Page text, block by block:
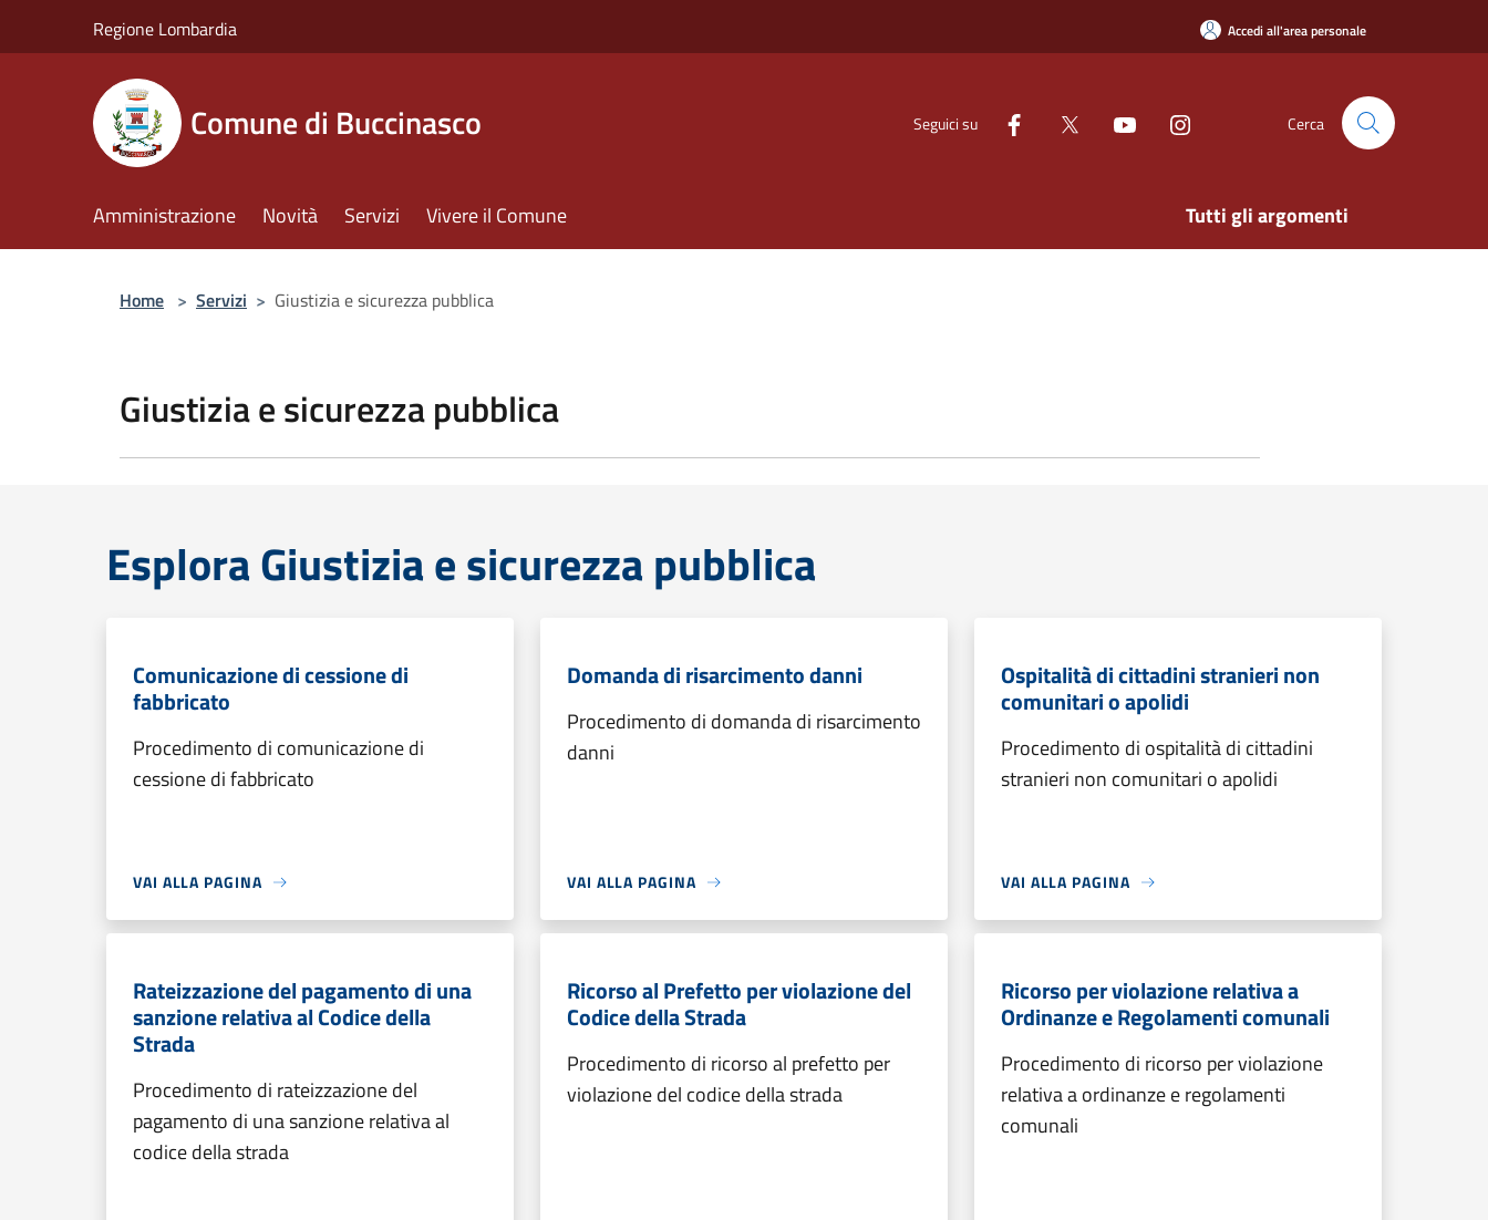
Regione Lombardia Accedi all'area personale
Comune di Buccinasco Seguici su Cerca
Amministrazione Novità Servizi Vivere il Comune Tutti gli argomenti
Home > Servizi > Giustizia e sicurezza pubblica
Giustizia e sicurezza pubblica
Esplora Giustizia e sicurezza pubblica
Comunicazione di cessione di
fabbricato
Procedimento di comunicazione di
cessione di fabbricato
VAI ALLA PAGINA
Domanda di risarcimento danni
Procedimento di domanda di risarcimento
danni
VAI ALLA PAGINA
Ospitalità di cittadini stranieri non
comunitari o apolidi
Procedimento di ospitalità di cittadini
stranieri non comunitari o apolidi
VAI ALLA PAGINA
Rateizzazione del pagamento di una
sanzione relativa al Codice della
Strada
Procedimento di rateizzazione del
pagamento di una sanzione relativa al
codice della strada
Ricorso al Prefetto per violazione del
Codice della Strada
Procedimento di ricorso al prefetto per
violazione del codice della strada
Ricorso per violazione relativa a
Ordinanze e Regolamenti comunali
Procedimento di ricorso per violazione
relativa a ordinanze e regolamenti
comunali